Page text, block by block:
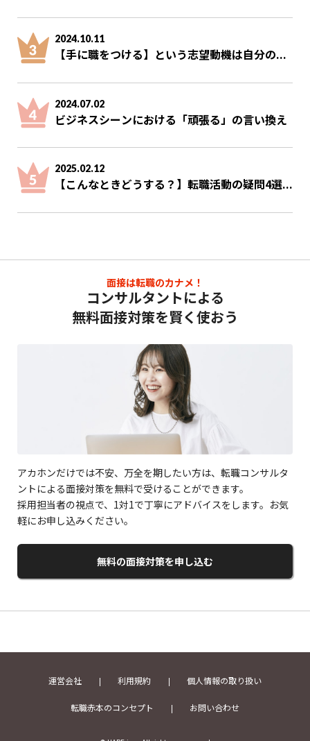
2024.10.11
【手に職をつける】という志望動機は自分の...
2024.07.02
ビジネスシーンにおける「頑張る」の言い換え
2025.02.12
【こんなときどうする？】転職活動の疑問4選...
面接は転職のカナメ！
コンサルタントによる
無料面接対策を賢く使おう
アカホンだけでは不安、万全を期したい方は、転職コンサルタ
ントによる面接対策を無料で受けることができます。
採用担当者の視点で、1対1で丁寧にアドバイスをします。お気
軽にお申し込みください。
無料の面接対策を申し込む
運営会社 利用規約 個人情報の取り扱い
転職赤本のコンセプト お問い合わせ